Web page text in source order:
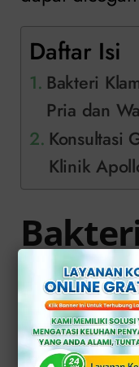
Daftar Isi
Bakteri
Pria dan
Konsultasi
Klinik
Pria